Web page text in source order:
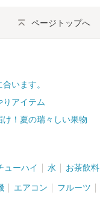
ページトップへ
います。
りアイテム
！夏の瑞々しい果物
ューハイ 水 お茶飲料
エアコン フルーツ